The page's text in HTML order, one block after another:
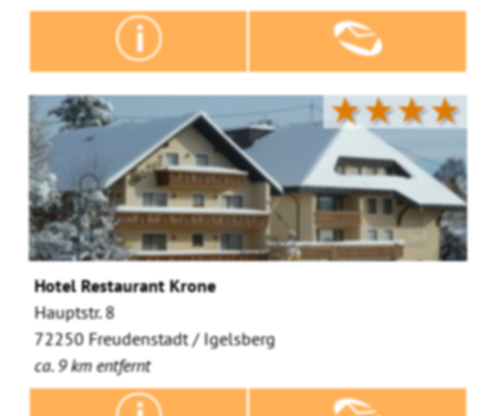
★★★★
Hotel Restaurant Krone
Hauptstr. 8
72250 Freudenstadt / Igelsberg
ca. 9 km entfernt